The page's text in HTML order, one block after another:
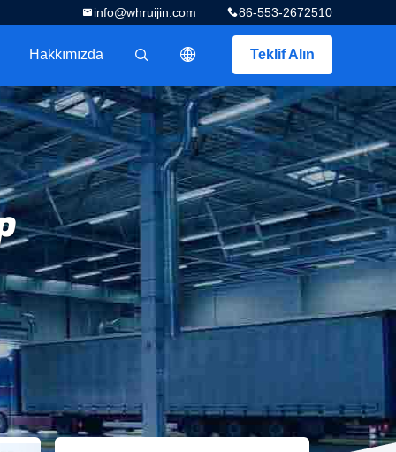
86-553-2672510
info@whruijin.com
Teklif Alın
描述
Hakkımızda